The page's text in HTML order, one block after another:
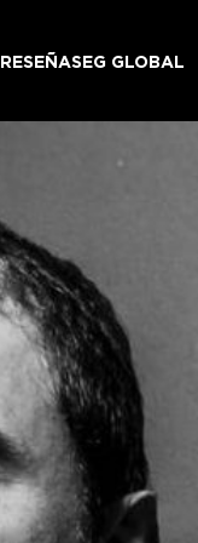
RESEÑASEG GLOBAL